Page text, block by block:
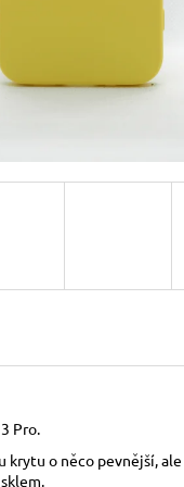
Pro.
o něco pevnější,